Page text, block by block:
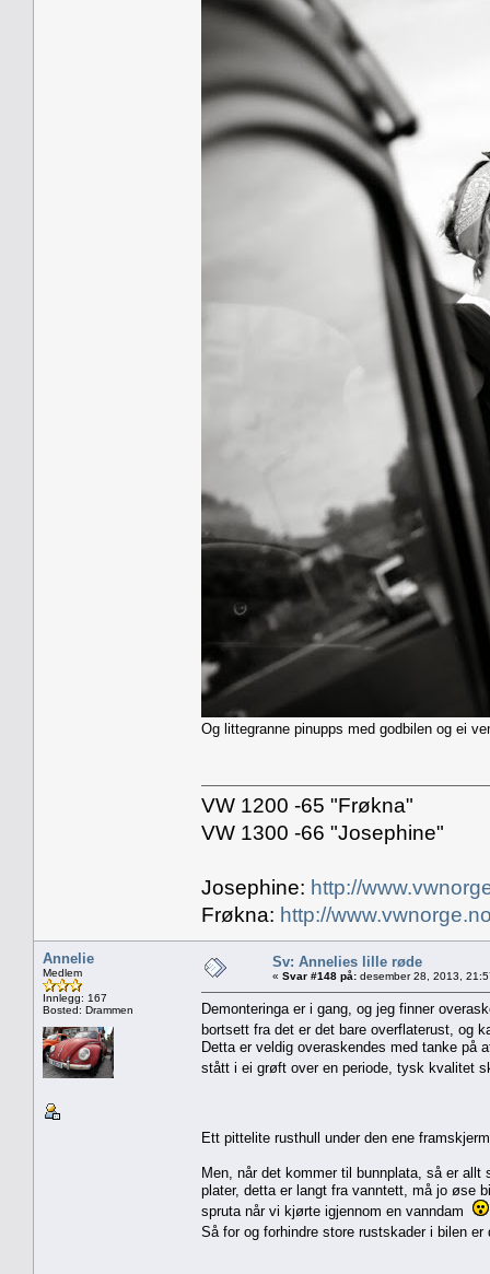
Og littegranne pinupps med godbilen og ei
VW 1200 -65 "Frøkna"
VW 1300 -66 "Josephine"
Josephine: http://
Frøkna: http://
Annelie
Medlem
Innlegg: 167
Bosted: Drammen
Sv: Annelies lille røde
« Svar #148 på: desember 28, 2013,
Demonteringa er i gang, og jeg finner
bortsett fra det er det bare overflaterust, og
Detta er veldig overaskendes med tanke på
stått i ei grøft over en periode, tysk kvalitet
Ett pittelite rusthull under den ene
Men, når det kommer til bunnplata, så er
plater, detta er langt fra vanntett, må jo øse
spruta når vi kjørte igjennom en vanndam
Så for og forhindre store rustskader i bilen